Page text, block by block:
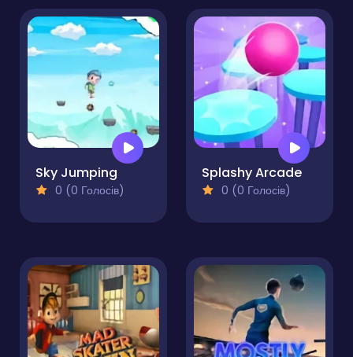
Sky Jumping
0 (0 Голосів)
Splashy Arcade
0 (0 Голосів)